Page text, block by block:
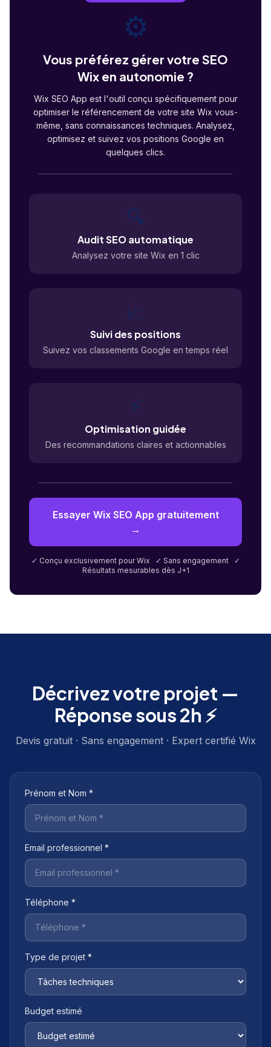
⚙️
Vous préférez gérer votre SEO
Wix en autonomie ?
Wix SEO App est l'outil conçu spécifiquement pour
optimiser le référencement de votre site Wix vous-
même, sans connaissances techniques. Analysez,
optimisez et suivez vos positions Google en
quelques clics.
🔍
Audit SEO automatique
Analysez votre site Wix en 1 clic
📈
Suivi des positions
Suivez vos classements Google en temps réel
⚡
Optimisation guidée
Des recommandations claires et actionnables
Essayer Wix SEO App gratuitement
→
✓ Conçu exclusivement pour Wix ✓ Sans engagement ✓
Résultats mesurables dès J+1
Décrivez votre projet —
Réponse sous 2h ⚡
Devis gratuit · Sans engagement · Expert certifié Wix
Prénom et Nom *
Email professionnel *
Téléphone *
Type de projet *
Budget estimé